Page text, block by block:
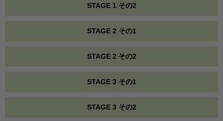
STAGE 1 その2
STAGE 2 その1
STAGE 2 その2
STAGE 3 その1
STAGE 3 その2